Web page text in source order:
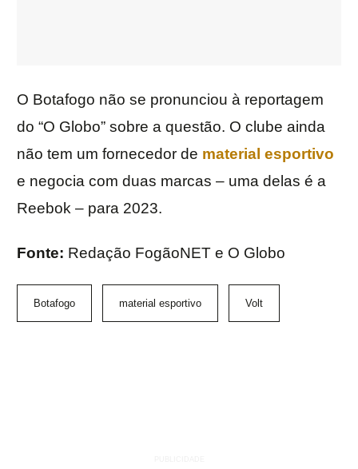
O Botafogo não se pronunciou à reportagem
do “O Globo” sobre a questão. O clube ainda
não tem um fornecedor de material esportivo
e negocia com duas marcas – uma delas é a
Reebok – para 2023.
Fonte: Redação FogãoNET e O Globo
Botafogo material esportivo Volt